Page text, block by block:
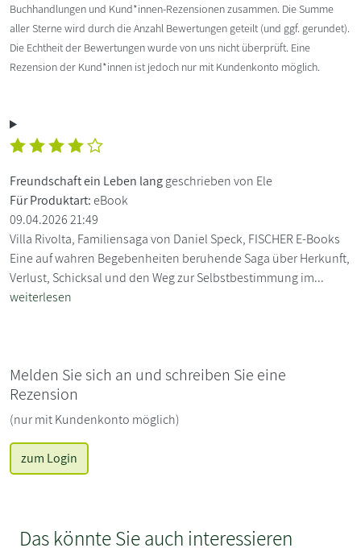
Buchhandlungen und Kund*innen-Rezensionen zusammen. Die Summe
aller Sterne wird durch die Anzahl Bewertungen geteilt (und ggf. gerundet).
Die Echtheit der Bewertungen wurde von uns nicht überprüft. Eine
Rezension der Kund*innen ist jedoch nur mit Kundenkonto möglich.
Freundschaft ein Leben langgeschrieben von Ele
Für Produktart:eBook
09.04.2026 21:49
Villa Rivolta, Familiensaga von Daniel Speck, FISCHER E-Books
Eine auf wahren Begebenheiten beruhende Saga über Herkunft,
Verlust, Schicksal und den Weg zur Selbstbestimmung im...
weiterlesen
Melden Sie sich an und schreiben Sie eine
Rezension
(nur mit Kundenkonto möglich)
zum Login
Das könnte Sie auch interessieren